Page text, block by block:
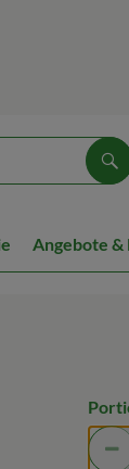
Angebote &